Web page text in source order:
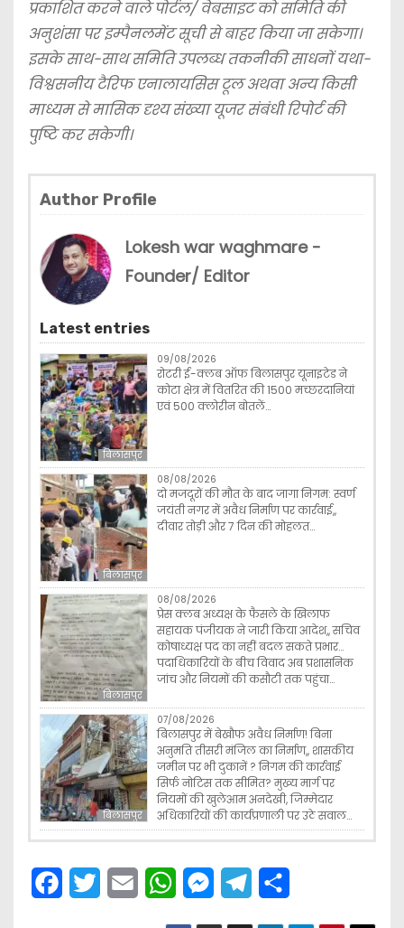
प्रकाशित करने वाले पोर्टल/ वेबसाइट को समिति की
अनुशंसा पर इम्पैनलमेंट सूची से बाहर किया जा सकेगा।
इसके साथ-साथ समिति उपलब्ध तकनीकी साधनों यथा-
विश्वसनीय टैरिफ एनालायसिस टूल अथवा अन्य किसी
माध्यम से मासिक दृश्य संख्या यूजर संबंधी रिपोर्ट की
पुष्टि कर सकेगी।
Author Profile
Lokesh war waghmare -
Founder/ Editor
Latest entries
बिलासपुर
09/08/2026
रोटरी ई-क्लब ऑफ बिलासपुर यूनाइटेड ने
कोटा क्षेत्र में वितरित की 1500 मच्छरदानियां
एवं 500 क्लोरीन बोतलें…
बिलासपुर
08/08/2026
दो मजदूरों की मौत के बाद जागा निगम: स्वर्ण
जयंती नगर में अवैध निर्माण पर कार्रवाई,,
दीवार तोड़ी और 7 दिन की मोहलत…
बिलासपुर
08/08/2026
प्रेस क्लब अध्यक्ष के फैसले के खिलाफ
सहायक पंजीयक ने जारी किया आदेश,, सचिव
कोषाध्यक्ष पद का नहीं बदल सकते प्रभार…
पदाधिकारियों के बीच विवाद अब प्रशासनिक
जांच और नियमों की कसौटी तक पहुंचा…
बिलासपुर
07/08/2026
बिलासपुर में बेखौफ अवैध निर्माण! बिना
अनुमति तीसरी मंजिल का निर्माण,, शासकीय
जमीन पर भी दुकानें ? निगम की कार्रवाई
सिर्फ नोटिस तक सीमित? मुख्य मार्ग पर
नियमों की खुलेआम अनदेखी, जिम्मेदार
अधिकारियों की कार्यप्रणाली पर उठे सवाल…
W
M